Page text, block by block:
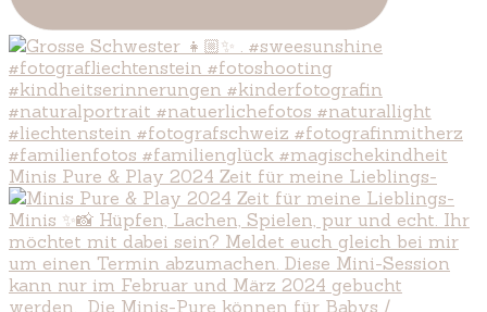
Minis Pure & Play 2024 Zeit für meine Lieblings-